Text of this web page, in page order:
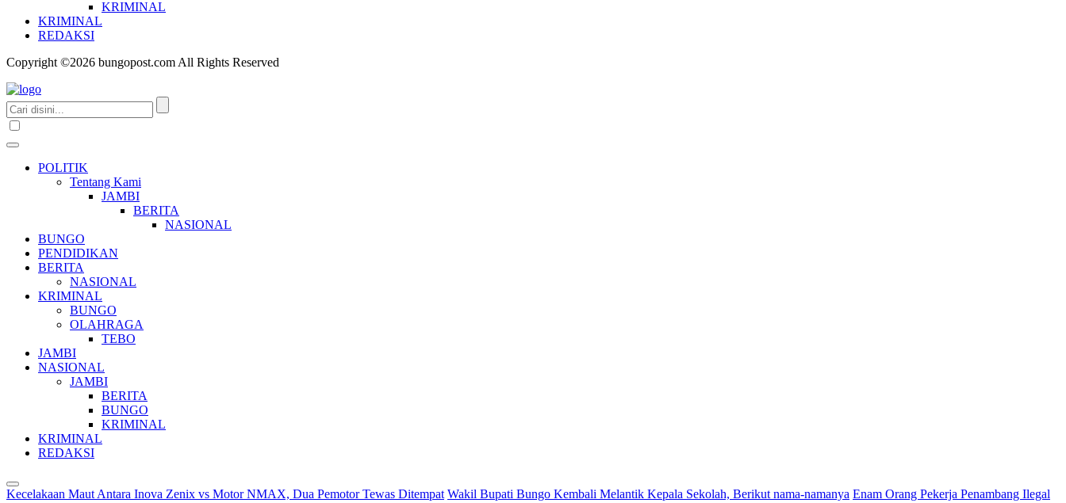
KRIMINAL
KRIMINAL
REDAKSI
Copyright ©2026 bungopost.com All Rights Reserved
POLITIK
Tentang Kami
JAMBI
BERITA
NASIONAL
BUNGO
PENDIDIKAN
BERITA
NASIONAL
KRIMINAL
BUNGO
OLAHRAGA
TEBO
JAMBI
NASIONAL
JAMBI
BERITA
BUNGO
KRIMINAL
KRIMINAL
REDAKSI
Kecelakaan Maut Antara Inova Zenix vs Motor NMAX, Dua Pemotor Tewas Ditempat Wakil Bupati Bungo Kembali Melantik Kepala Sekolah, Berikut nama-namanya Enam Orang Pekerja Penambang Ilegal